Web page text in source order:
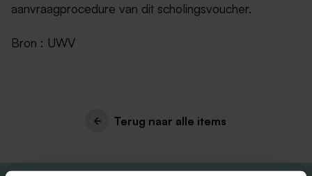
aanvraagprocedure van dit scholingsvoucher.
Bron : UWV
Terug naar alle items